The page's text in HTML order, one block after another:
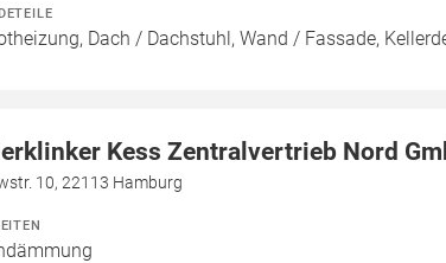
Dach / Dachstuhl, Wand / Fassade,
Kess Zentralvertrieb Nord
10, 22113 Hamburg